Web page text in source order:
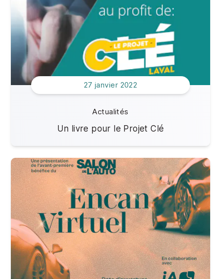
27 janvier 2022
Actualités
Un livre pour le Projet Clé